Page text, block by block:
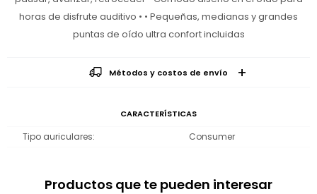
horas de disfrute auditivo • • Pequeñas, medianas y grandes
puntas de oído ultra confort incluidas
Métodos y costos de envío
CARACTERÍSTICAS
Tipo auriculares Consumer
Productos que te pueden interesar